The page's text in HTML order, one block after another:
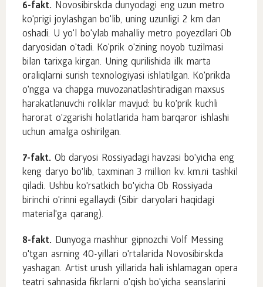
6-fakt. Novosibirskda dunyodagi eng uzun metro
ko'prigi joylashgan bo'lib, uning uzunligi 2 km dan
oshadi. U yo'l bo'ylab mahalliy metro poyezdlari Ob
daryosidan o'tadi. Ko'prik o'zining noyob tuzilmasi
bilan tarixga kirgan. Uning qurilishida ilk marta
oraliqlarni surish texnologiyasi ishlatilgan. Ko'prikda
o'ngga va chapga muvozanatlashtiradigan maxsus
harakatlanuvchi roliklar mavjud: bu ko'prik kuchli
harorat o'zgarishi holatlarida ham barqaror ishlashi
uchun amalga oshirilgan.
7-fakt. Ob daryosi Rossiyadagi havzasi bo'yicha eng
keng daryo bo'lib, taxminan 3 million kv. km.ni tashkil
qiladi. Ushbu ko'rsatkich bo'yicha Ob Rossiyada
birinchi o'rinni egallaydi (Sibir daryolari haqidagi
material'ga qarang).
8-fakt. Dunyoga mashhur gipnozchi Volf Messing
o'tgan asrning 40-yillari o'rtalarida Novosibirskda
yashagan. Artist urush yillarida hali ishlamagan opera
teatri sahnasida fikrlarni o'qish bo'yicha seanslarini